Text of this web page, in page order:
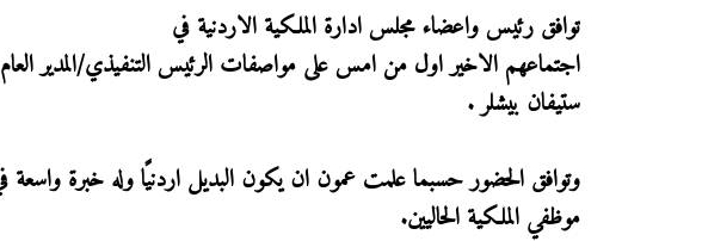
توافق رئيس واعضاء مجلس ادارة الملكية الاردنية في
اجتماعهم الاخير اول من امس على مواصفات الرئيس التنفيذي/المدير العام
ستيفان بيشلر .
وتوافق الحضور حسبما علمت عمون ان يكون البديل اردنيًا وله خبرة واسعة
موظفي الملكية الحاليين.